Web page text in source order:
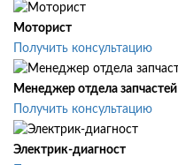
Моторист
Получить консультацию
Менеджер отдела запчастей
Получить консультацию
Электрик-диагност